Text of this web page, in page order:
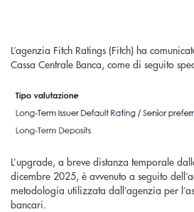
L’agenzia Fitch Ratings (Fitch) ha
Cassa Centrale Banca, come di seguito
L’upgrade, a breve distanza temporale
dicembre 2025, è avvenuto a seguito
metodologia utilizzata dall’agenzia per
bancari.